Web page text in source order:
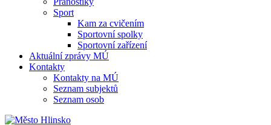
Sport
Kam za cvičením
Sportovní spolky
Sportovní zařízení
Aktuální zprávy MÚ
Kontakty
Kontakty na MÚ
Seznam subjektů
Seznam osob